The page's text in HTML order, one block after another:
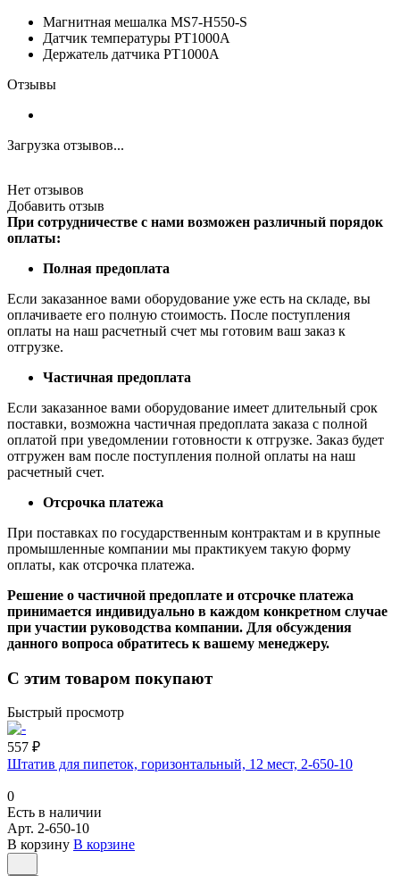
Магнитная мешалка MS7-H550-S
Датчик температуры PT1000A
Держатель датчика PT1000A
Отзывы
Загрузка отзывов...
Нет отзывов
Добавить отзыв
При сотрудничестве с нами возможен различный порядок
оплаты:
Полная предоплата
Если заказанное вами оборудование уже есть на складе, вы
оплачиваете его полную стоимость. После поступления
оплаты на наш расчетный счет мы готовим ваш заказ к
отгрузке.
Частичная предоплата
Если заказанное вами оборудование имеет длительный срок
поставки, возможна частичная предоплата заказа с полной
оплатой при уведомлении готовности к отгрузке. Заказ будет
отгружен вам после поступления полной оплаты на наш
расчетный счет.
Отсрочка платежа
При поставках по государственным контрактам и в крупные
промышленные компании мы практикуем такую форму
оплаты, как отсрочка платежа.
Решение о частичной предоплате и отсрочке платежа
принимается индивидуально в каждом конкретном случае
при участии руководства компании. Для обсуждения
данного вопроса обратитесь к вашему менеджеру.
С этим товаром покупают
Быстрый просмотр
557 ₽
Штатив для пипеток, горизонтальный, 12 мест, 2-650-10
0
Есть в наличии
Арт. 2-650-10
В корзину В корзине